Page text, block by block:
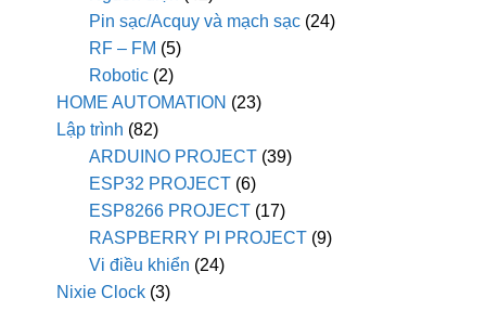
Pin sạc/Acquy và mạch sạc (24)
RF – FM (5)
Robotic (2)
HOME AUTOMATION (23)
Lập trình (82)
ARDUINO PROJECT (39)
ESP32 PROJECT (6)
ESP8266 PROJECT (17)
RASPBERRY PI PROJECT (9)
Vi điều khiển (24)
Nixie Clock (3)